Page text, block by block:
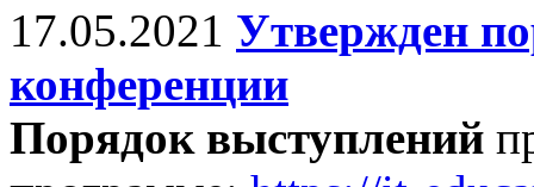
17.05.2021 Утвержден
конференции
Порядок выступлений